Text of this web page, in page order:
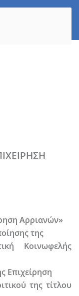
Αρριανών»
της
Κοινωφελής
Επιχείρηση
της τίτλου